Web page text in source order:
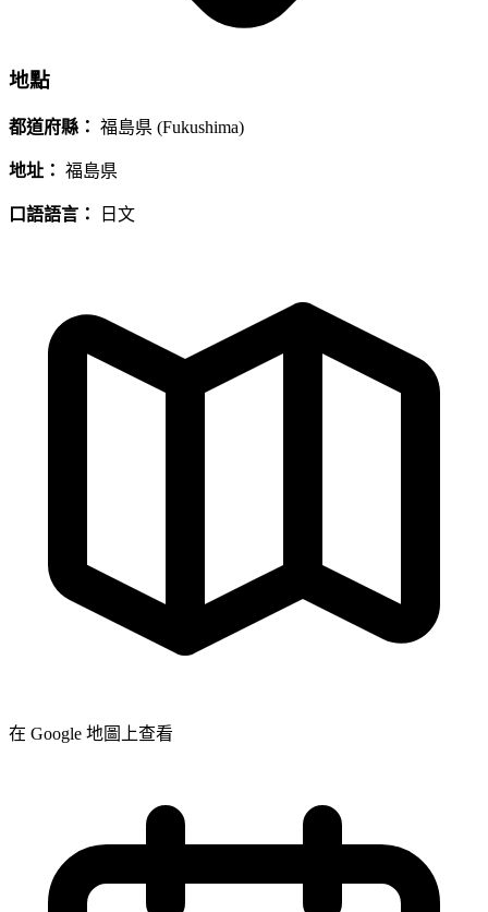
地點
都道府縣： 福島県 (Fukushima)
地址： 福島県
口語語言： 日文
在 Google 地圖上查看